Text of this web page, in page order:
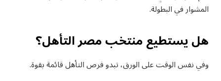
المشوار في البطولة.
هل يستطيع منتخب مصر التأهل؟
وفي نفس الوقت على الورق، تبدو فرص التأهل قائمة بقوة.